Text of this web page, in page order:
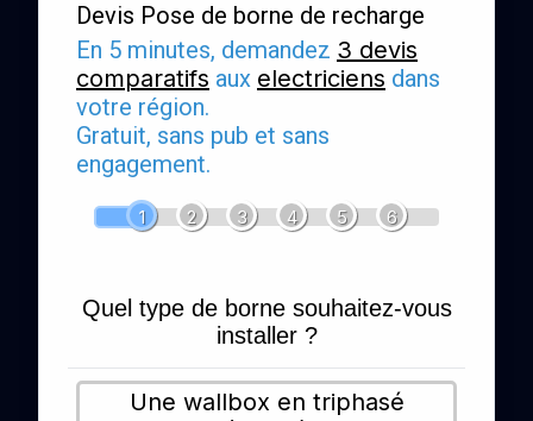
Devis Pose de borne de recharge
En 5 minutes, demandez 3 devis
comparatifs aux electriciens dans
votre région.
Gratuit, sans pub et sans
engagement.
1 2 3 4 5 6
Quel type de borne souhaitez-vous
installer ?
Une wallbox en triphasé